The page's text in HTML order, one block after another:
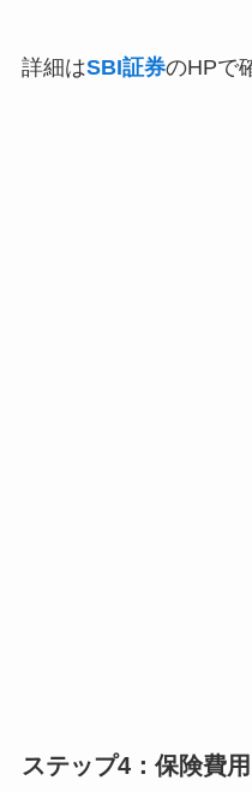
詳細はSBI証券のHPで
ステップ4：保険費